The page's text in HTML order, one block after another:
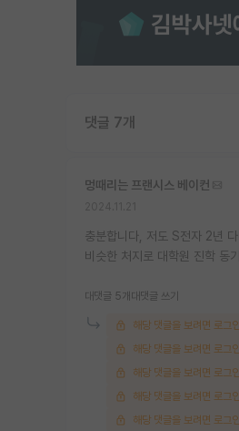
댓글 7개
멍때리는 프랜시스 베이컨
충분합니다, 저도 S전자 2년
비슷한 처지로 대학원 진학 동
대댓글 5개 대댓글 쓰기
해당 댓글을 보려면 로그
해당 댓글을 보려면 로그
해당 댓글을 보려면 로그
해당 댓글을 보려면 로그
해당 댓글을 보려면 로그